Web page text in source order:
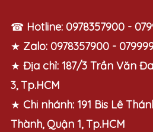
☎ Hotline: 0978357900 -
★ Zalo: 0978357900 -
★ Địa chỉ: 187/3 Trần Văn
3, Tp.HCM
★ Chi nhánh: 191 Bis Lê
Thành, Quận 1, Tp.HCM